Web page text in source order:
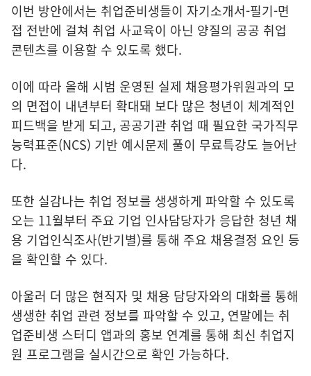
이번 방안에서는 취업준비생들이 자기소개서-필기-면
접 전반에 걸쳐 취업 사교육이 아닌 양질의 공공 취업
콘텐츠를 이용할 수 있도록 했다.
이에 따라 올해 시범 운영된 실제 채용평가위원과의 모
의 면접이 내년부터 확대돼 보다 많은 청년이 체계적인
피드백을 받게 되고, 공공기관 취업 때 필요한 국가직무
능력표준(NCS) 기반 예시문제 풀이 무료특강도 늘어난
다.
또한 실감나는 취업 정보를 생생하게 파악할 수 있도록
오는 11월부터 주요 기업 인사담당자가 응답한 청년 채
용 기업인식조사(반기별)를 통해 주요 채용결정 요인 등
을 확인할 수 있다.
아울러 더 많은 현직자 및 채용 담당자와의 대화를 통해
생생한 취업 관련 정보를 파악할 수 있고, 연말에는 취
업준비생 스터디 앱과의 홍보 연계를 통해 최신 취업지
원 프로그램을 실시간으로 확인 가능하다.